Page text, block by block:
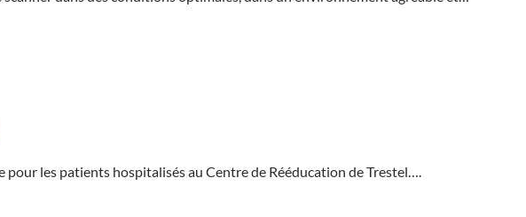
pour les patients hospitalisés au Centre de Rééducation de Trestel….